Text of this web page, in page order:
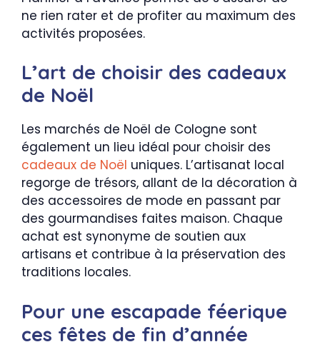
ne rien rater et de profiter au maximum des
activités proposées.
L’art de choisir des cadeaux
de Noël
Les marchés de Noël de Cologne sont
également un lieu idéal pour choisir des
cadeaux de Noël uniques. L’artisanat local
regorge de trésors, allant de la décoration à
des accessoires de mode en passant par
des gourmandises faites maison. Chaque
achat est synonyme de soutien aux
artisans et contribue à la préservation des
traditions locales.
Pour une escapade féerique
ces fêtes de fin d’année